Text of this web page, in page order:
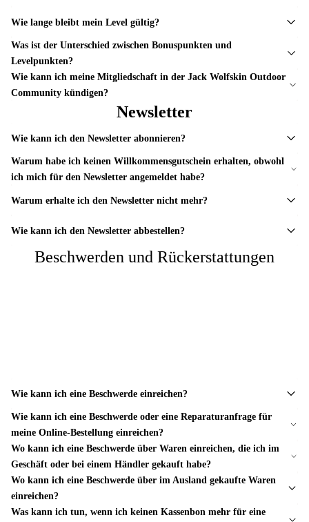
Wie lange bleibt mein Level gültig?
Was ist der Unterschied zwischen Bonuspunkten und
Levelpunkten?
Wie kann ich meine Mitgliedschaft in der Jack Wolfskin Outdoor
Community kündigen?
Newsletter
Wie kann ich den Newsletter abonnieren?
Warum habe ich keinen Willkommensgutschein erhalten, obwohl
ich mich für den Newsletter angemeldet habe?
Warum erhalte ich den Newsletter nicht mehr?
Wie kann ich den Newsletter abbestellen?
Beschwerden und Rückerstattungen
Wie kann ich eine Beschwerde einreichen?
Wie kann ich eine Beschwerde oder eine Reparaturanfrage für
meine Online-Bestellung einreichen?
Wo kann ich eine Beschwerde über Waren einreichen, die ich im
Geschäft oder bei einem Händler gekauft habe?
Wo kann ich eine Beschwerde über im Ausland gekaufte Waren
einreichen?
Was kann ich tun, wenn ich keinen Kassenbon mehr für eine